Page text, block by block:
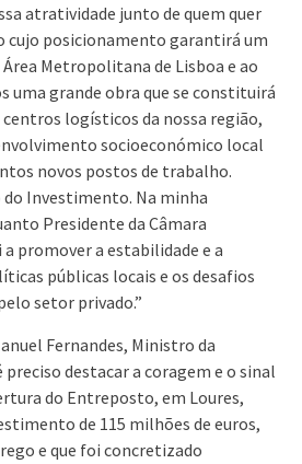
atratividade junto de quem quer
posicionamento garantirá um
Metropolitana de Lisboa e ao
uma grande obra que se constituirá
logísticos da nossa região,
socioeconómico local
novos postos de trabalho.
Investimento. Na minha
Presidente da Câmara
promover a estabilidade e a
públicas locais e os desafios
setor privado.”
Fernandes, Ministro da
preciso destacar a coragem e o sinal
do Entreposto, em Loures,
de 115 milhões de euros,
e que foi concretizado